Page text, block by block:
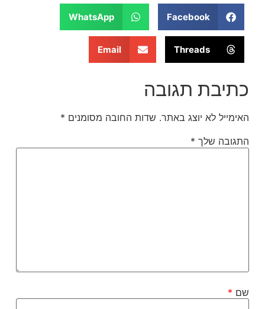
Facebook
WhatsApp
Threads
Email
כתיבת תגובה
האימייל לא יוצג באתר. שדות החובה מסומנים *
התגובה שלך *
שם *